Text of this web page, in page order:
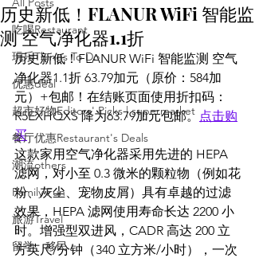
吃喝Restaurant
玩乐Things To Do
优惠deal
超市好物Editors' Picks | supermarket
餐厅优惠Restaurant's Deals
潮流others
Family Fun
旅游Travel
留学、移民
历史新低！FLANUR WiFi 智能监
测 空气净化器1.1折
历史新低！FLANUR WiFi 智能监测 空气
净化器1.1折 63.79加元（原价：584加
元）+包邮！在结账页面使用折扣码：
R5EXHQXS 降为63.79加元包邮。 点击购
买
这款家用空气净化器采用先进的 HEPA
滤网，对小至 0.3 微米的颗粒物（例如花
粉、灰尘、宠物皮屑）具有卓越的过滤
效果，HEPA 滤网使用寿命长达 2200 小
时。增强型双进风，CADR 高达 200 立
方英尺/分钟（340 立方米/小时），一次